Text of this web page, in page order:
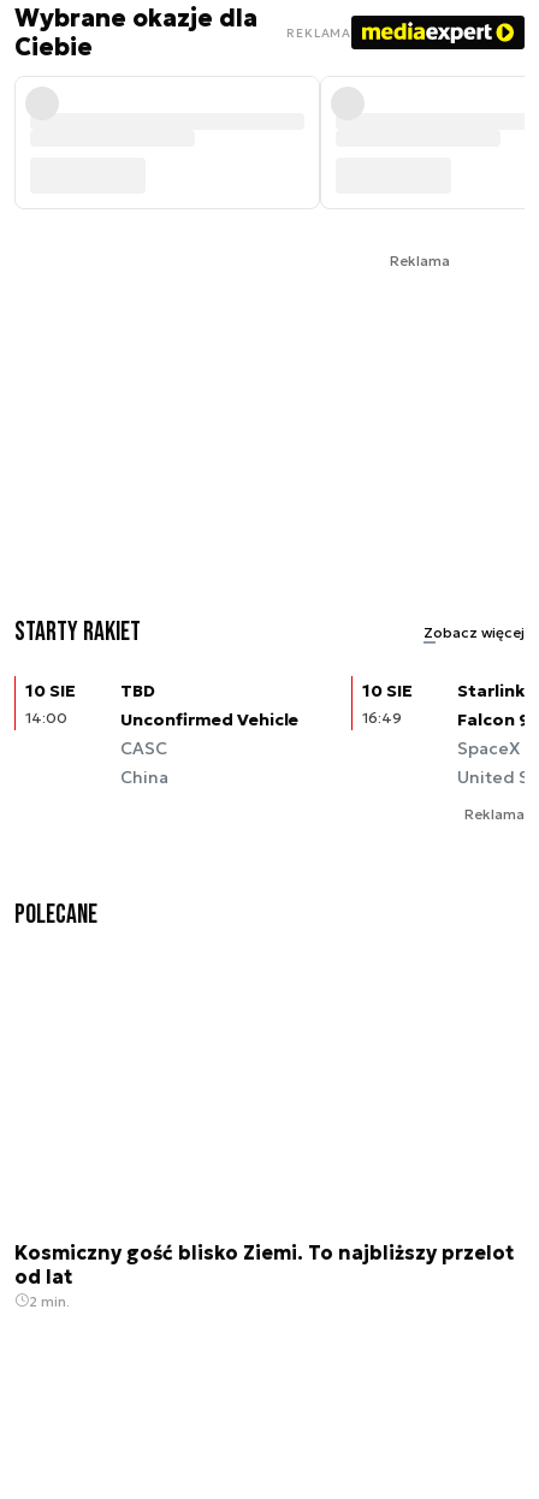
Wybrane okazje dla
Ciebie
REKLAMA
Reklama
Starty rakiet Zobacz więcej
10 SIE
14:00
TBD
Unconfirmed Vehicle
CASC
China
10 SIE
16:49
Starlink
Falcon 9
SpaceX
United
Reklama
Polecane
Kosmiczny gość blisko Ziemi. To najbliższy przelot
od lat
2 min.